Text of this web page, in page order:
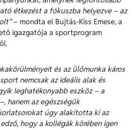
étkezést a fókuszba helyezve – az
”– mondta el Bujtás-Kiss Emese, a
igazgatója a sportprogram
és az ülőmunka káros
nemcsak az ideális alak és
leghatékonyabb eszköz – a
hanem az egészségük
úgy alakította ki az
hogy a kollégák körében igen